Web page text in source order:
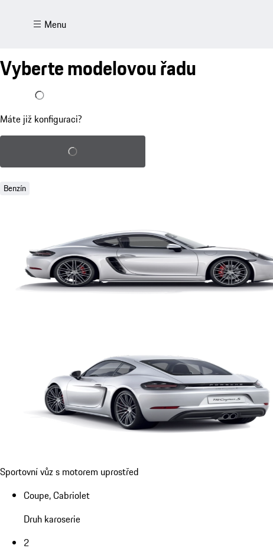
Menu
Vyberte modelovou řadu
Již mám konfiguraci
Máte již konfiguraci?
Načtení uložené konfigurace
Benzín
Sportovní vůz s motorem uprostřed
Coupe, Cabriolet
Druh karoserie
2